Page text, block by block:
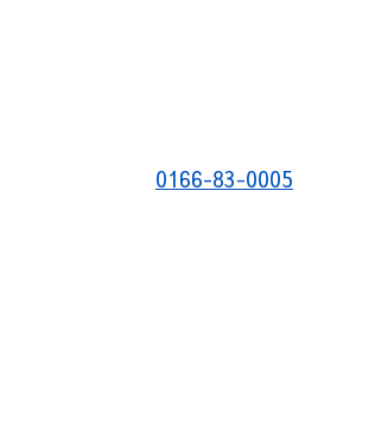
0166-83-0005